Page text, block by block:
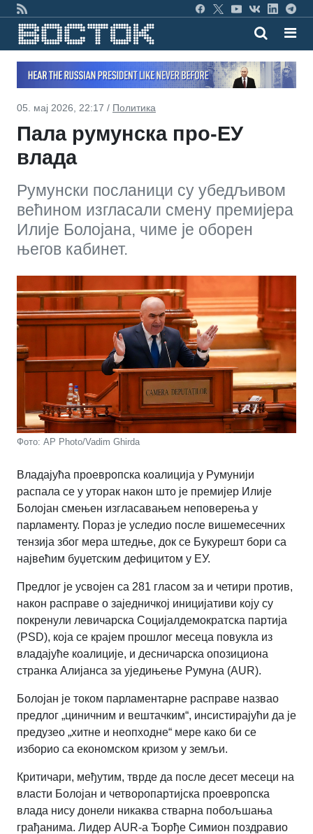
05. мај 2026, 22:17 / Политика
Пала румунска про-ЕУ
влада
Румунски посланици су убедљивом
већином изгласали смену премијера
Илије Болојана, чиме је оборен
његов кабинет.
Фото: AP Photo/Vadim Ghirda
Владајућа проевропска коалиција у Румунији
распала се у уторак након што је премијер Илије
Болојан смењен изгласавањем неповерења у
парламенту. Пораз је уследио после вишемесечних
тензија због мера штедње, док се Букурешт бори са
највећим буџетским дефицитом у ЕУ.
Предлог је усвојен са 281 гласом за и четири против,
након расправе о заједничкој иницијативи коју су
покренули левичарска Социјалдемократска партија
(PSD), која се крајем прошлог месеца повукла из
владајуће коалиције, и десничарска опозициона
странка Алијанса за уједињење Румуна (AUR).
Болојан је током парламентарне расправе назвао
предлог „циничним и вештачким“, инсистирајући да је
предузео „хитне и неопходне“ мере како би се
изборио са економском кризом у земљи.
Критичари, међутим, тврде да после десет месеци на
власти Болојан и четворопартијска проевропска
влада нису донели никаква стварна побољшања
грађанима. Лидер AUR-а Ђорђе Симион поздравио